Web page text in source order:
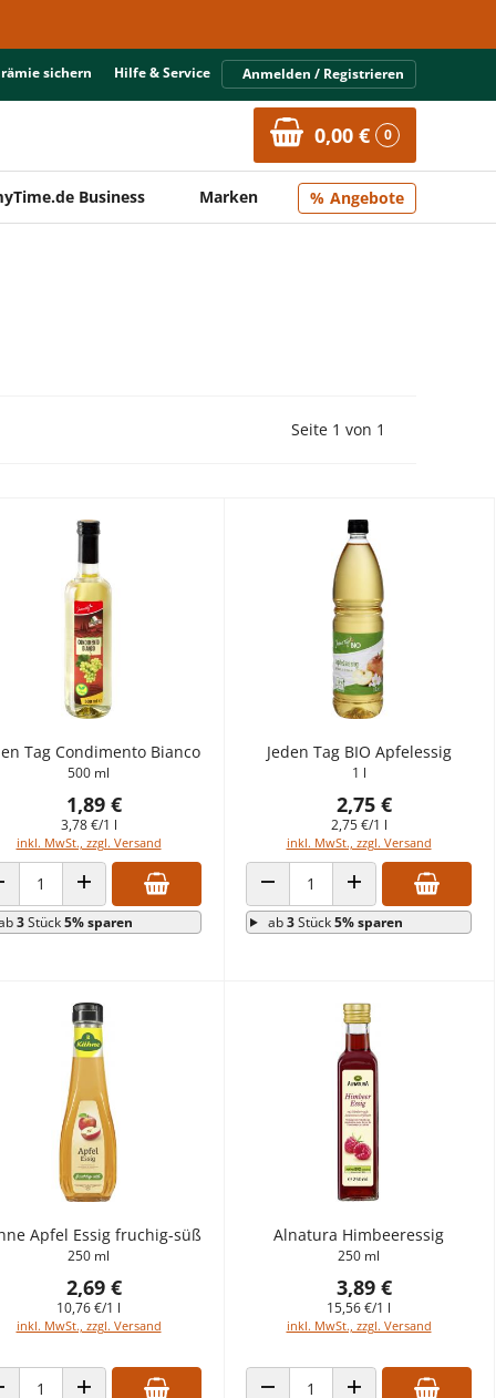
sichern Hilfe & Service Anmelden / Registrieren
0,00 € 0
Business Marken Angebote
Vorherige Seite
Seite 1 von 1
Tag Condimento Bianco
500 ml
1,89 €
3,78 €/1 l
inkl. MwSt., zzgl. Versand
VERRINGERN
ANZAHL ERHÖHEN
3Stück5% sparen
Jeden Tag BIO Apfelessig
1 l
2,75 €
2,75 €/1 l
inkl. MwSt., zzgl. Versand
ANZAHL VERRINGERNANZAHL ERHÖHEN
ab3Stück5% sparen
Apfel Essig fruchig-süß
250 ml
2,69 €
10,76 €/1 l
inkl. MwSt., zzgl. Versand
Alnatura Himbeeressig
250 ml
3,89 €
15,56 €/1 l
inkl. MwSt., zzgl. Versand